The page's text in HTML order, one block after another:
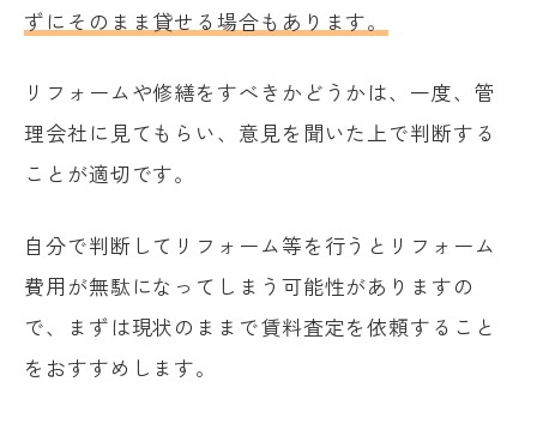
ずにそのまま貸せる場合もあります。
リフォームや修繕をすべきかどうかは、一度、管
理会社に見てもらい、意見を聞いた上で判断する
ことが適切です。
自分で判断してリフォーム等を行うとリフォーム
費用が無駄になってしまう可能性がありますの
で、まずは現状のままで賃料査定を依頼すること
をおすすめします。